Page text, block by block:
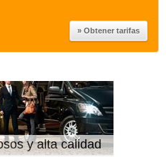
y alta calidad